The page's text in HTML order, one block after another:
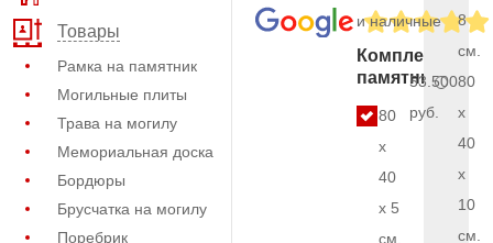
Товары
Рамка на памятник
Могильные плиты
Трава на могилу
Мемориальная доска
Бордюры
Брусчатка на могилу
Поребрик
и наличные
Комплект
памятника
80
x
40
x 5
см.
8
см.
53.500
руб.
80
x
40
x
10
см.